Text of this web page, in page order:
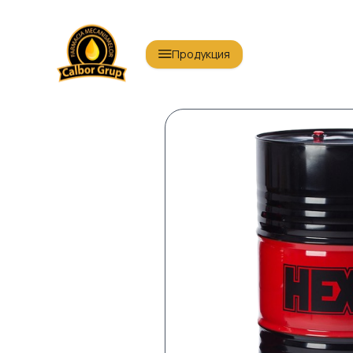
Продукция
Масла для легковых автомобилей